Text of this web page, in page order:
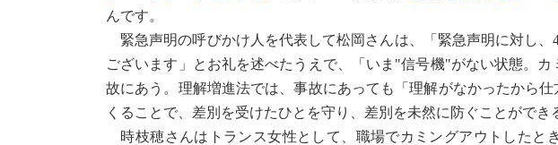
んです。
緊急声明の呼びかけ人を代表して松岡さんは、「緊急声明に対し、
ございます」とお礼を述べたうえで、「いま"信号機"がない状態。
故にあう。理解増進法では、事故にあっても「理解がなかったから
くることで、差別を受けたひとを守り、差別を未然に防ぐことができ
時枝穂さんはトランス女性として、職場でカミングアウトしたと